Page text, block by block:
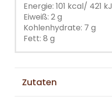
Energie: 101 kcal/ 421 kJ
Eiweiß: 2 g
Kohlenhydrate: 7 g
Fett: 8 g
Zutaten